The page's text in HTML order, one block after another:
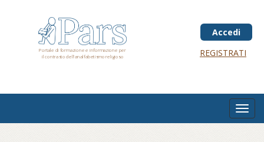
contenuto
Portale di formazione e informazione per
il contrasto dell'analfabetismo religioso
Accedi
REGISTRATI